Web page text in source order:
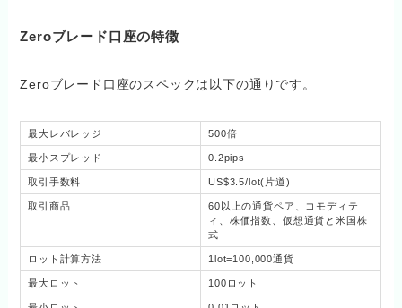
Zeroブレード口座の特徴
Zeroブレード口座のスペックは以下の通りです。
最大レバレッジ 500倍
最小スプレッド 0.2pips
取引手数料 US$3.5/lot(片道)
取引商品
60以上の通貨ペア、コモディテ
ィ、株価指数、仮想通貨と米国株
式
ロット計算方法 1lot=100,000通貨
最大ロット 100ロット